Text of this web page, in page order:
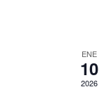
ENE
10
2026